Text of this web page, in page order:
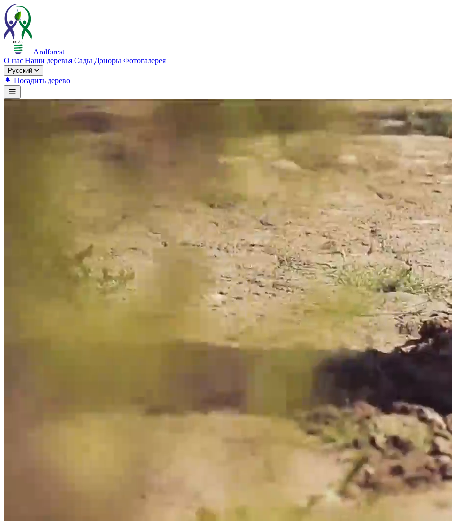
Aralforest
О нас Наши деревья Сады Доноры Фотогалерея
Русский
Посадить дерево